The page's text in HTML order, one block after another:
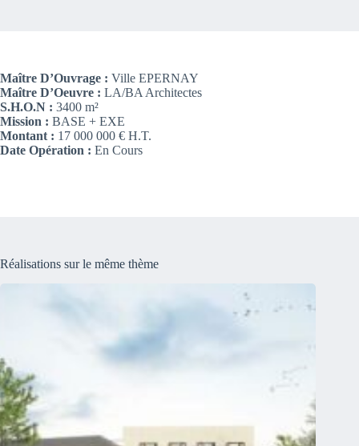
Maître D’Ouvrage : Ville EPERNAY
Maître D’Oeuvre : LA/BA Architectes
S.H.O.N : 3400 m²
Mission : BASE + EXE
Montant : 17 000 000 € H.T.
Date Opération : En Cours
Réalisations sur le même thème